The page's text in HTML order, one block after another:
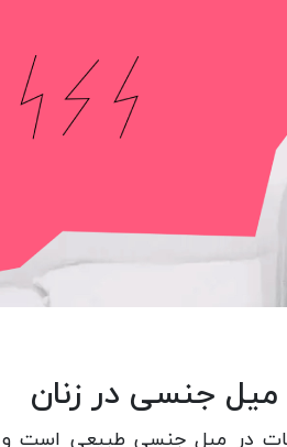
جنسی در زنان
در میل جنسی طبیعی است و